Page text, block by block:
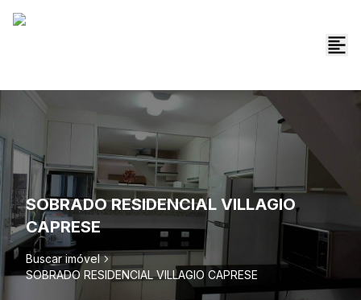
SOBRADO RESIDENCIAL VILLAGIO
CAPRESE
Buscar imóvel
SOBRADO RESIDENCIAL VILLAGIO CAPRESE